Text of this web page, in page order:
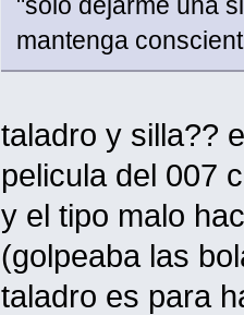
mantenga
taladro y silla??
pelicula del 007
y el tipo malo
(golpeaba las
taladro es para